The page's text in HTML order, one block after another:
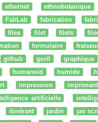
ethernet ethnobotanique
FabLab fabrication
files filet filets
formulaire
github goril graphique
humanoid humide
impression
artificielle
itinérant jardin jav